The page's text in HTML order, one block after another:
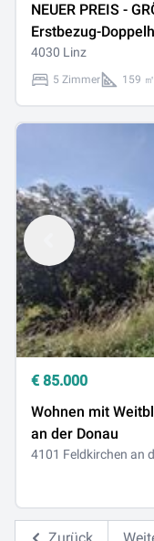
NEUER PREIS -
Erstbezug-
Wambachsiedlung
4030 Linz
5 Zimmer 159 ㎡
€ 85.000
Wohnen mit
an der Donau
4101 Feldkirchen an